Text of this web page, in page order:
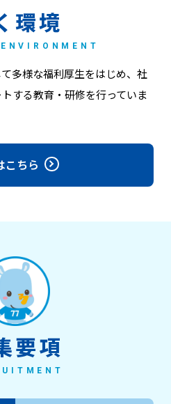
環境
多様な福利厚生をはじめ、 社
する教育・研修を行っていま
こちら
要項